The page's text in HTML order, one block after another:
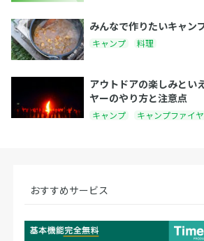
みんなで作りたいキャ
キャンプ 料理
アウトドアの楽しみとい
ヤーのやり方と注意点
キャンプ キャンプファイ
おすすめサービス